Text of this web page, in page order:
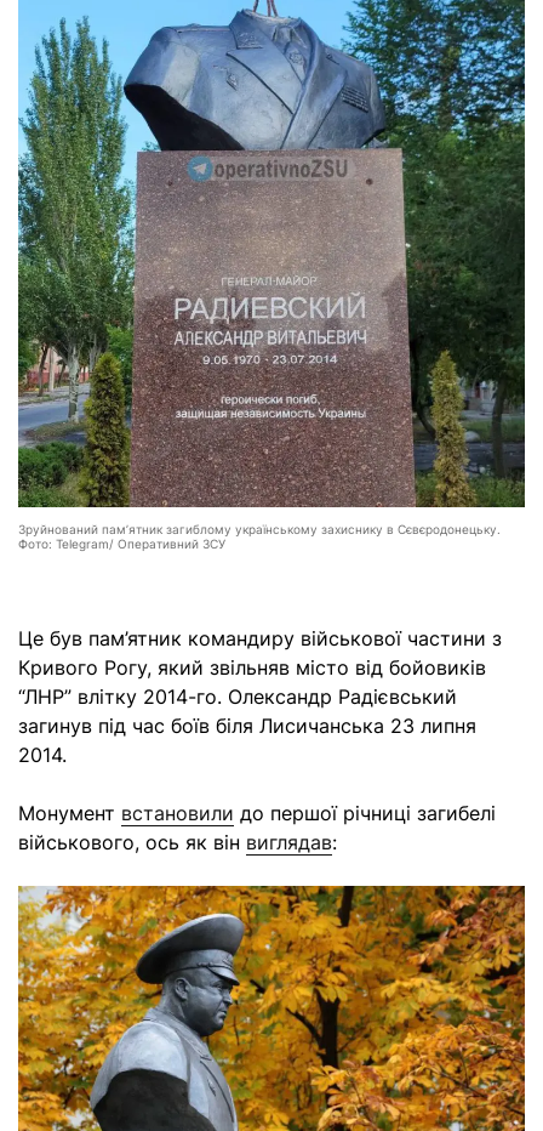
Зруйнований пам’ятник загиблому українському захиснику в Сєвєродонецьку.
Фото: Telegram/ Оперативний ЗСУ
Це був пам’ятник командиру військової частини з
Кривого Рогу, який звільняв місто від бойовиків
“ЛНР” влітку 2014-го. Олександр Радієвський
загинув під час боїв біля Лисичанська 23 липня
2014.
Монумент встановили до першої річниці загибелі
військового, ось як він виглядав: